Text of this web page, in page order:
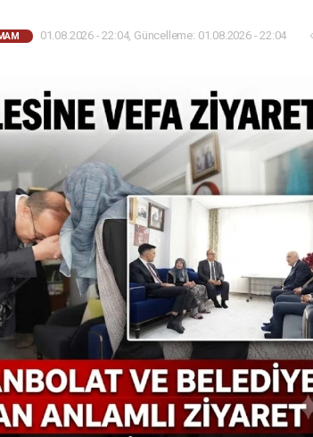
01.08.2026 - 22:04, Güncelleme: 01.08.2026 - 22:04